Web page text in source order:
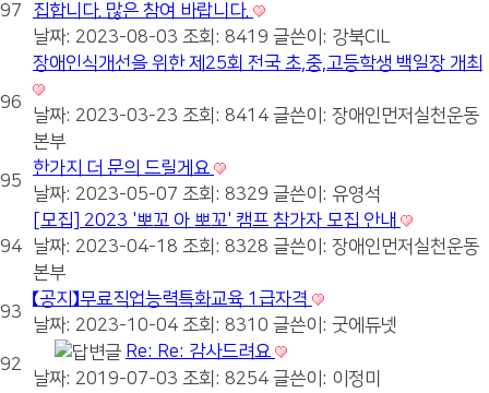
97
집합니다. 많은 참여 바랍니다.
날짜: 2023-08-03 조회: 8419 글쓴이: 강북CIL
96
장애인식개선을 위한 제25회 전국 초,중,고등학생 백일장 개최
날짜: 2023-03-23 조회: 8414 글쓴이: 장애인먼저실천운동
본부
95
한가지 더 문의 드릴게요
날짜: 2023-05-07 조회: 8329 글쓴이: 유영석
94
[모집] 2023 '뽀꼬 아 뽀꼬' 캠프 참가자 모집 안내
날짜: 2023-04-18 조회: 8328 글쓴이: 장애인먼저실천운동
본부
93
【공지】무료직업능력특화교육 1급자격
날짜: 2023-10-04 조회: 8310 글쓴이: 굿에듀넷
92
Re: Re: 감사드려요
날짜: 2019-07-03 조회: 8254 글쓴이: 이정미